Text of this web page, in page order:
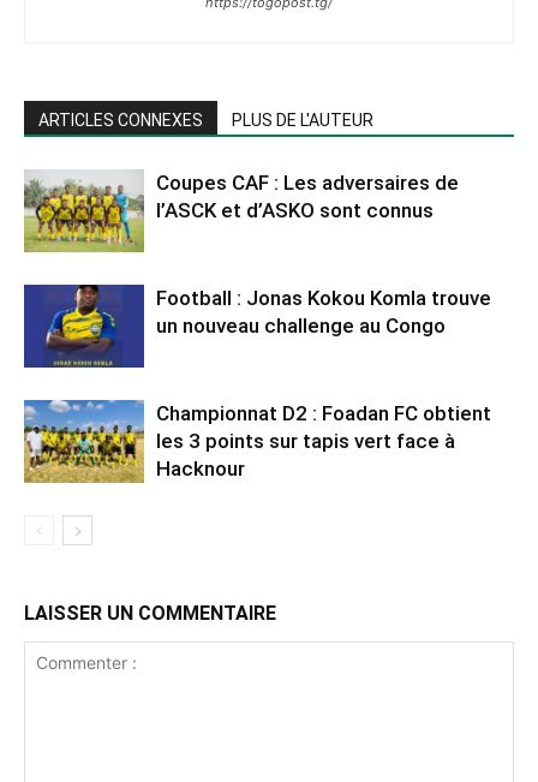
ARTICLES CONNEXES PLUS DE L'AUTEUR
Coupes CAF : Les adversaires de
l’ASCK et d’ASKO sont connus
Football : Jonas Kokou Komla trouve
un nouveau challenge au Congo
Championnat D2 : Foadan FC obtient
les 3 points sur tapis vert face à
Hacknour
LAISSER UN COMMENTAIRE